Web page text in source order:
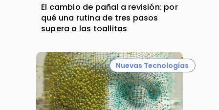
El cambio de pañal a revisión: por
qué una rutina de tres pasos
supera a las toallitas
Nuevas Tecnologías